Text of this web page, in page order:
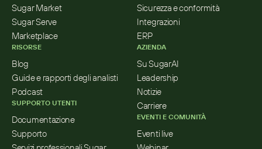
Sugar Market
Sugar Serve
Marketplace
RISORSE
Blog
Guide e rapporti degli analisti
Podcast
SUPPORTO UTENTI
Documentazione
Supporto
Sicurezza e conformità
Integrazioni
ERP
AZIENDA
Su SugarAI
Leadership
Notizie
Carriere
EVENTI E COMUNITÀ
Eventi live